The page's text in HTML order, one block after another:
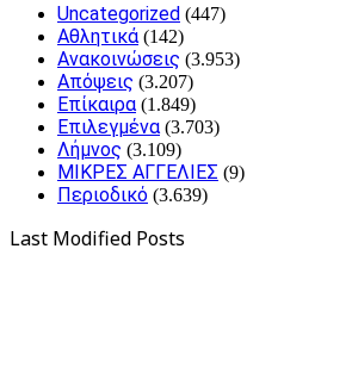
Uncategorized (447)
Αθλητικά (142)
Ανακοινώσεις (3.953)
Απόψεις (3.207)
Επίκαιρα (1.849)
Επιλεγμένα (3.703)
Λήμνος (3.109)
ΜΙΚΡΕΣ ΑΓΓΕΛΙΕΣ (9)
Περιοδικό (3.639)
Last Modified Posts